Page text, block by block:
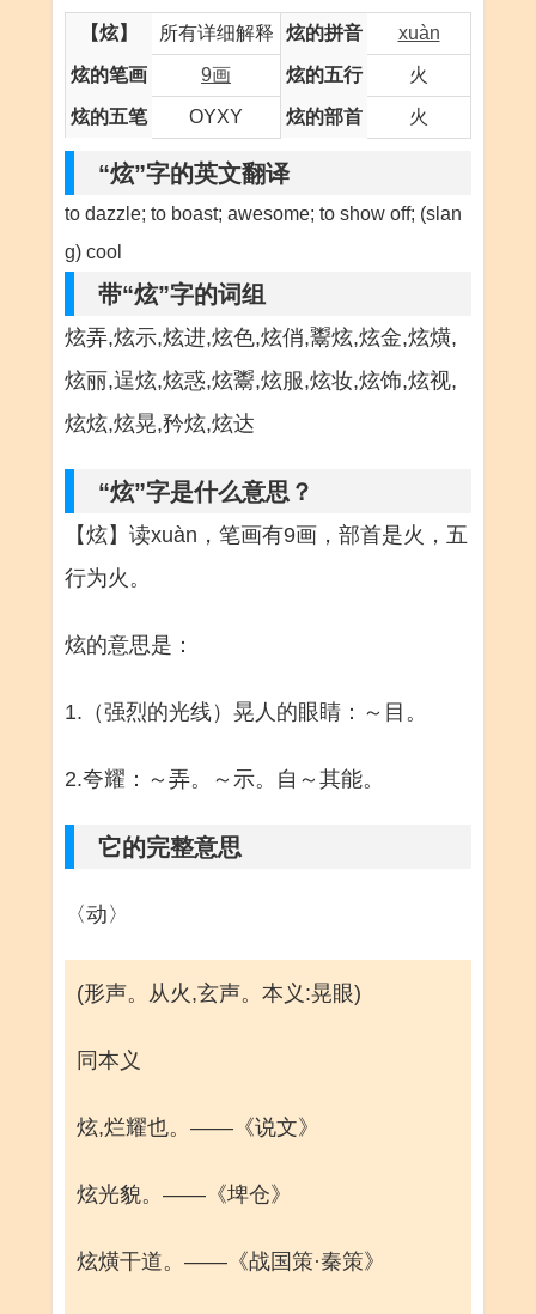
【炫】 所有详细解释 炫的拼音 xuàn
炫的笔画 9画 炫的五行 火
炫的五笔 OYXY 炫的部首 火
“炫”字的英文翻译
to dazzle; to boast; awesome; to show off; (slan
g) cool
带“炫”字的词组
炫弄,炫示,炫进,炫色,炫俏,鬻炫,炫金,炫熿,
炫丽,逞炫,炫惑,炫鬻,炫服,炫妆,炫饰,炫视,
炫炫,炫晃,矜炫,炫达
“炫”字是什么意思？
【炫】读xuàn，笔画有9画，部首是火，五
行为火。
炫的意思是：
1.（强烈的光线）晃人的眼睛：～目。
2.夸耀：～弄。～示。自～其能。
它的完整意思
〈动〉
(形声。从火,玄声。本义:晃眼)
同本义
炫,烂耀也。——《说文》
炫光貌。——《埤仓》
炫熿干道。——《战国策·秦策》